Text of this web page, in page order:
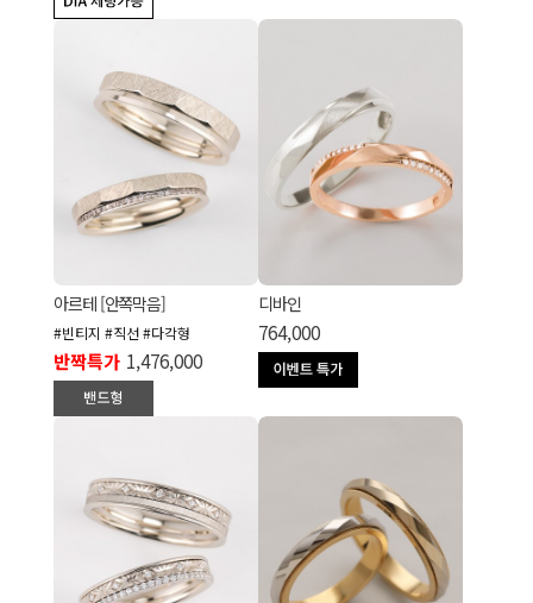
아르테 [안쪽막음]
#빈티지 #직선 #다각형
반짝특가 1,476,000
디바인
764,000